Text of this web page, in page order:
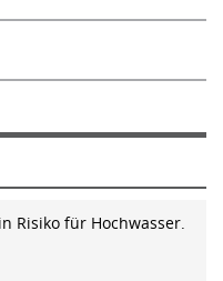
Risiko für Hochwasser.